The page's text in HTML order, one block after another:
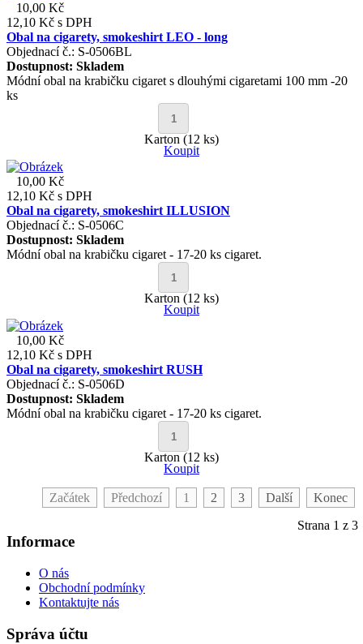
10,00 Kč
12,10 Kč s DPH
Obal na cigarety, smokeshirt LEO - long
Objednací č.: S-0506BL
Dostupnost: Skladem
Módní obal na krabičku cigaret s dlouhými cigaretami 100 mm -20
ks
Karton (12 ks)
Koupit
10,00 Kč
12,10 Kč s DPH
Obal na cigarety, smokeshirt ILLUSION
Objednací č.: S-0506C
Dostupnost: Skladem
Módní obal na krabičku cigaret - 17-20 ks cigaret.
Karton (12 ks)
Koupit
10,00 Kč
12,10 Kč s DPH
Obal na cigarety, smokeshirt RUSH
Objednací č.: S-0506D
Dostupnost: Skladem
Módní obal na krabičku cigaret - 17-20 ks cigaret.
Karton (12 ks)
Koupit
Začátek Předchozí 1 2 3 Další
Konec
Strana 1 z 3
Informace
O nás
Obchodní podmínky
Kontaktujte nás
Správa účtu